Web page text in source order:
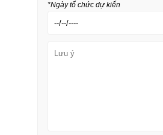
*Ngày tổ chức dự kiến